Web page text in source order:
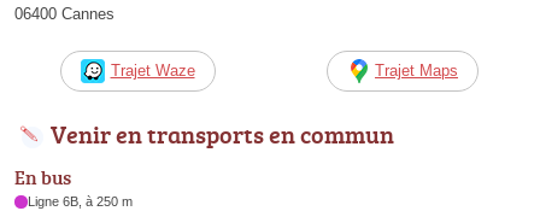
06400 Cannes
Trajet Waze Trajet Maps
Venir en transports en commun
En bus
Ligne 6B, à 250 m